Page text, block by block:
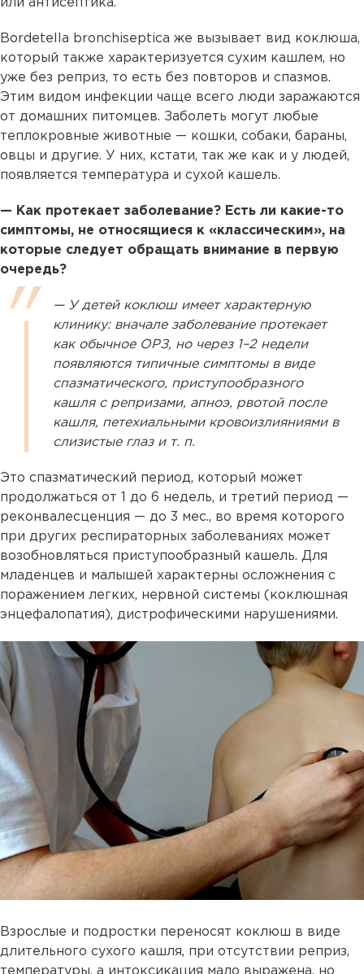
или антисептика.
Bordetella bronchiseptica же вызывает вид коклюша,
который также характеризуется сухим кашлем, но
уже без реприз, то есть без повторов и спазмов.
Этим видом инфекции чаще всего люди заражаются
от домашних питомцев. Заболеть могут любые
теплокровные животные — кошки, собаки, бараны,
овцы и другие. У них, кстати, так же как и у людей,
появляется температура и сухой кашель.
— Как протекает заболевание? Есть ли какие-то
симптомы, не относящиеся к «классическим», на
которые следует обращать внимание в первую
очередь?
— У детей коклюш имеет характерную
клинику: вначале заболевание протекает
как обычное ОРЗ, но через 1–2 недели
появляются типичные симптомы в виде
спазматического, приступообразного
кашля с репризами, апноэ, рвотой после
кашля, петехиальными кровоизлияниями в
слизистые глаз и т. п.
Это спазматический период, который может
продолжаться от 1 до 6 недель, и третий период —
реконвалесценция — до 3 мес., во время которого
при других респираторных заболеваниях может
возобновляться приступообразный кашель. Для
младенцев и малышей характерны осложнения с
поражением легких, нервной системы (коклюшная
энцефалопатия), дистрофическими нарушениями.
Взрослые и подростки переносят коклюш в виде
длительного сухого кашля, при отсутствии реприз,
температуры, а интоксикация мало выражена, но